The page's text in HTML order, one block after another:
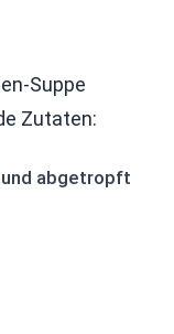
Suppe
Zutaten:
abgetropft